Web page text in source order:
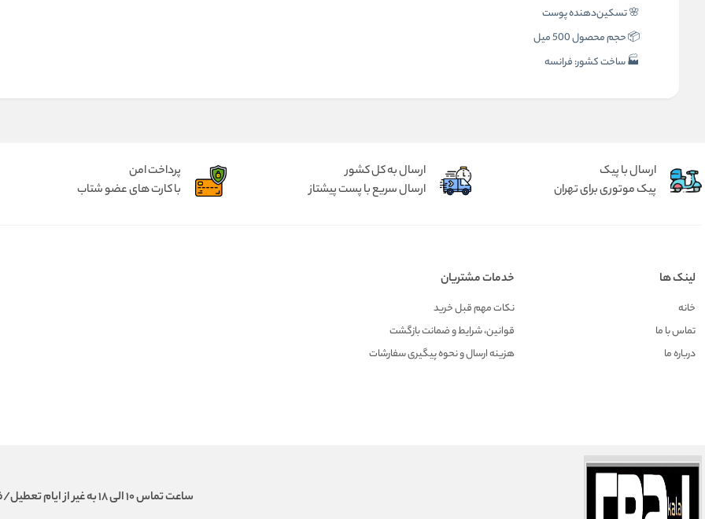
🌸 تسکین‌دهنده پوست
📦حجم محصول 500 میل
🏭 ساخت کشور: فرانسه
ارسال با پیک
پیک موتوری برای تهران
ارسال به کل کشور
ارسال سریع با پست پیشتاز
پرداخت امن
با کارت های عضو شتاب
لینک ها
خانه
تماس با ما
درباره ما
خدمات مشتریان
نکات مهم قبل خرید
قوانین، شرایط و ضمانت بازگشت
هزينه ارسال و نحوه پیگیری سفارشات
ساعت تماس 10 الی 18 به غیر از ایام تعطیل/فروش و تحویل حضوری نداریم